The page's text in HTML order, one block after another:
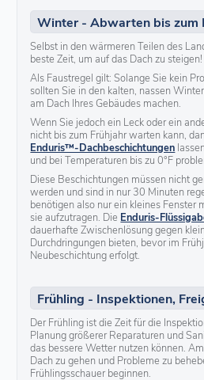
Winter - Abwarten bis zum
Selbst in den wärmeren Teilen des
beste Zeit, um auf das Dach zu steigen!
Als Faustregel gilt: Solange Sie kein
sollten Sie in den kalten, nassen
am Dach Ihres Gebäudes machen.
Wenn Sie jedoch ein Leck oder ein
nicht bis zum Frühjahr warten kann,
Enduris™-Dachbeschichtungen
und bei Temperaturen bis zu 0°F
Diese Beschichtungen müssen nicht
werden und sind in nur 30 Minuten
benötigen also nur ein kleines Fenster
sie aufzutragen. Die Enduris-
dauerhafte Zwischenlösung gegen
Durchdringungen bieten, bevor im
Neubeschichtung erfolgt.
Frühling - Inspektionen,
Der Frühling ist die Zeit für die
Planung größerer Reparaturen und
das bessere Wetter nutzen können.
Dach zu gehen und Probleme zu
Frühlingsschauer beginnen.